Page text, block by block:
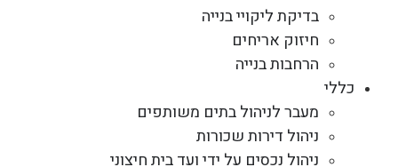
בדיקת ליקויי בנייה
חיזוק אריחים
הרחבות בנייה
כללי
מעבר לניהול בתים משותפים
ניהול דירות שכורות
ניהול נכסים על ידי ועד בית חיצוני